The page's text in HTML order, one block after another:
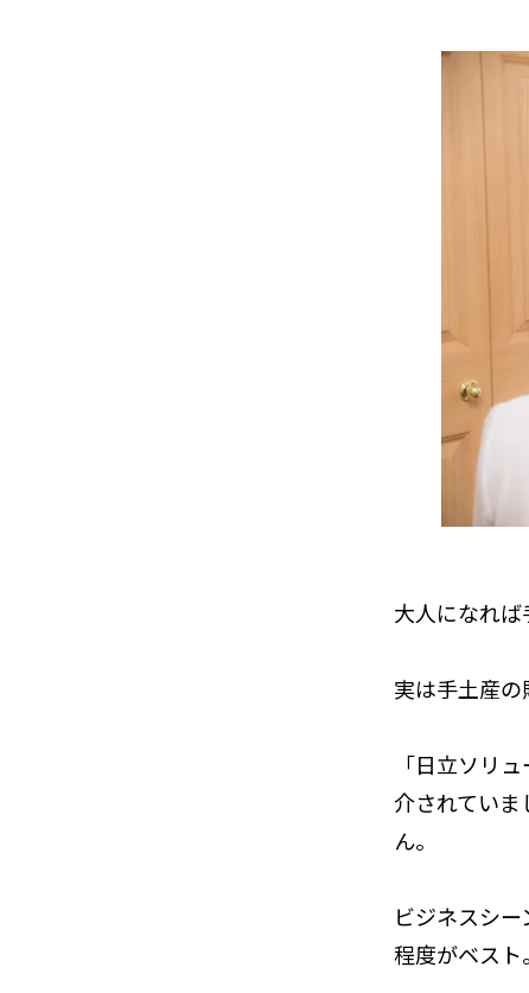
大人になれば
実は手土産の
「日立ソリ
介されてい
ん。
ビジネスシ
程度がベスト。